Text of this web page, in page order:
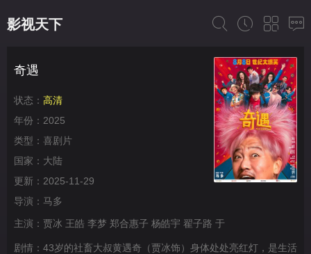
影视天下
奇遇
状态： 高清
年份： 2025
类型： 喜剧片
国家： 大陆
更新： 2025-11-29
导演： 马多
主演： 贾冰 王皓 李梦 郑合惠子 杨皓宇 翟子路 于
剧情： 43岁的社畜大叔黄遇奇（贾冰饰）身体处处亮红灯，是生活